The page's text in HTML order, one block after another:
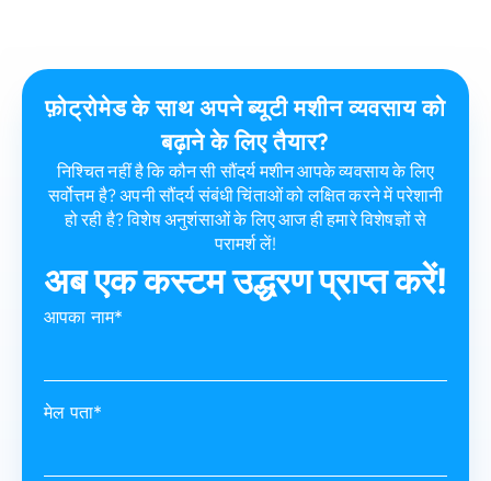
फ़ोट्रोमेड के साथ अपने ब्यूटी मशीन व्यवसाय को
बढ़ाने के लिए तैयार?
निश्चित नहीं है कि कौन सी सौंदर्य मशीन आपके व्यवसाय के लिए
सर्वोत्तम है? अपनी सौंदर्य संबंधी चिंताओं को लक्षित करने में परेशानी
हो रही है? विशेष अनुशंसाओं के लिए आज ही हमारे विशेषज्ञों से
परामर्श लें!
अब एक कस्टम उद्धरण प्राप्त करें!
आपका नाम*
मेल पता*